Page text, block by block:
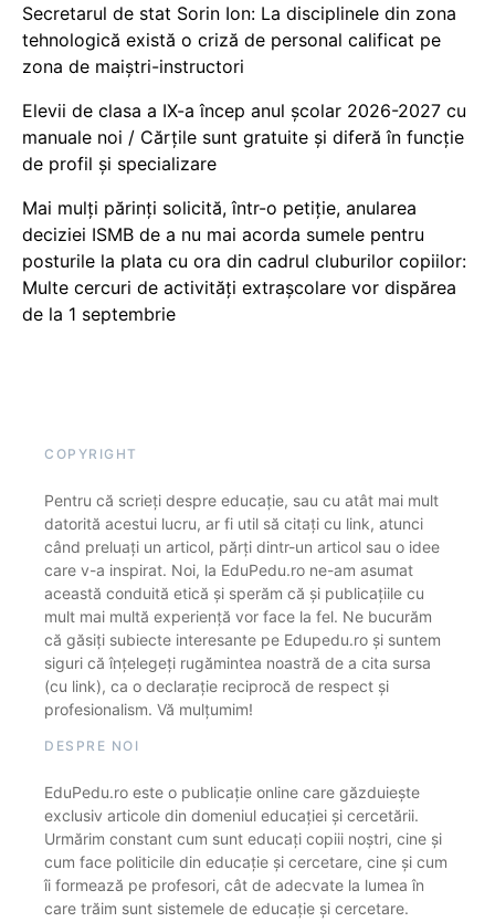
Secretarul de stat Sorin Ion: La disciplinele din zona
tehnologică există o criză de personal calificat pe
zona de maiștri-instructori
Elevii de clasa a IX-a încep anul școlar 2026-2027 cu
manuale noi / Cărțile sunt gratuite și diferă în funcție
de profil și specializare
Mai mulți părinți solicită, într-o petiție, anularea
deciziei ISMB de a nu mai acorda sumele pentru
posturile la plata cu ora din cadrul cluburilor copiilor:
Multe cercuri de activități extrașcolare vor dispărea
de la 1 septembrie
COPYRIGHT
Pentru că scrieți despre educație, sau cu atât mai mult
datorită acestui lucru, ar fi util să citați cu link, atunci
când preluați un articol, părți dintr-un articol sau o idee
care v-a inspirat. Noi, la EduPedu.ro ne-am asumat
această conduită etică și sperăm că și publicațiile cu
mult mai multă experiență vor face la fel. Ne bucurăm
că găsiți subiecte interesante pe Edupedu.ro și suntem
siguri că înțelegeți rugămintea noastră de a cita sursa
(cu link), ca o declarație reciprocă de respect și
profesionalism. Vă mulțumim!
DESPRE NOI
EduPedu.ro este o publicație online care găzduiește
exclusiv articole din domeniul educației și cercetării.
Urmărim constant cum sunt educați copiii noștri, cine și
cum face politicile din educație și cercetare, cine și cum
îi formează pe profesori, cât de adecvate la lumea în
care trăim sunt sistemele de educație și cercetare.